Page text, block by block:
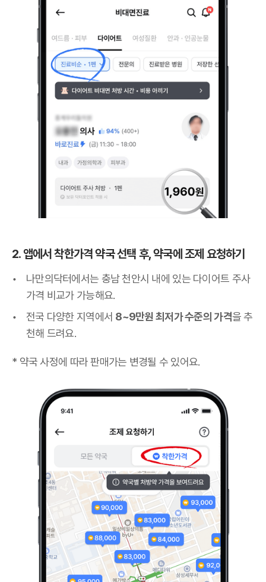
2. 앱에서 착한가격 약국 선택 후, 약국에 조제 요청하기
나만의닥터에서는 충남 천안시 내에 있는 다이어트 주사
가격 비교가 가능해요.
전국 다양한 지역에서 8~9만원 최저가 수준의 가격을 추
천해 드려요.
* 약국 사정에 따라 판매가는 변경될 수 있어요.